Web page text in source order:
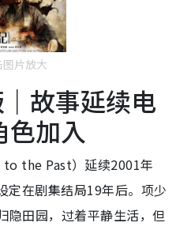
图片放大
故事延续电
色加入
to the Past）延续2001年
定在剧集结局19年后。项少
隐田园，过着平静生活，但